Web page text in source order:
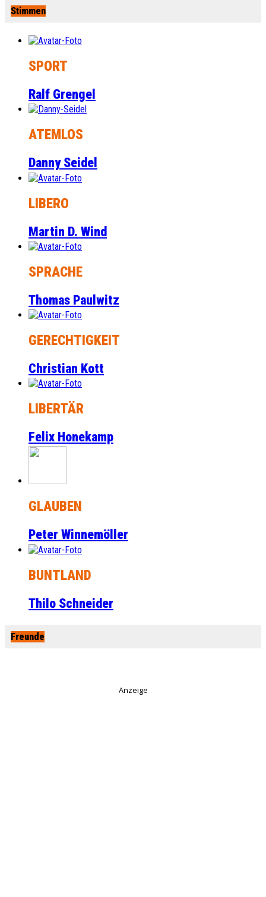
Stimmen
SPORT
Ralf Grengel
ATEMLOS
Danny Seidel
LIBERO
Martin D. Wind
SPRACHE
Thomas Paulwitz
GERECHTIGKEIT
Christian Kott
LIBERTÄR
Felix Honekamp
GLAUBEN
Peter Winnemöller
BUNTLAND
Thilo Schneider
Freunde
Anzeige